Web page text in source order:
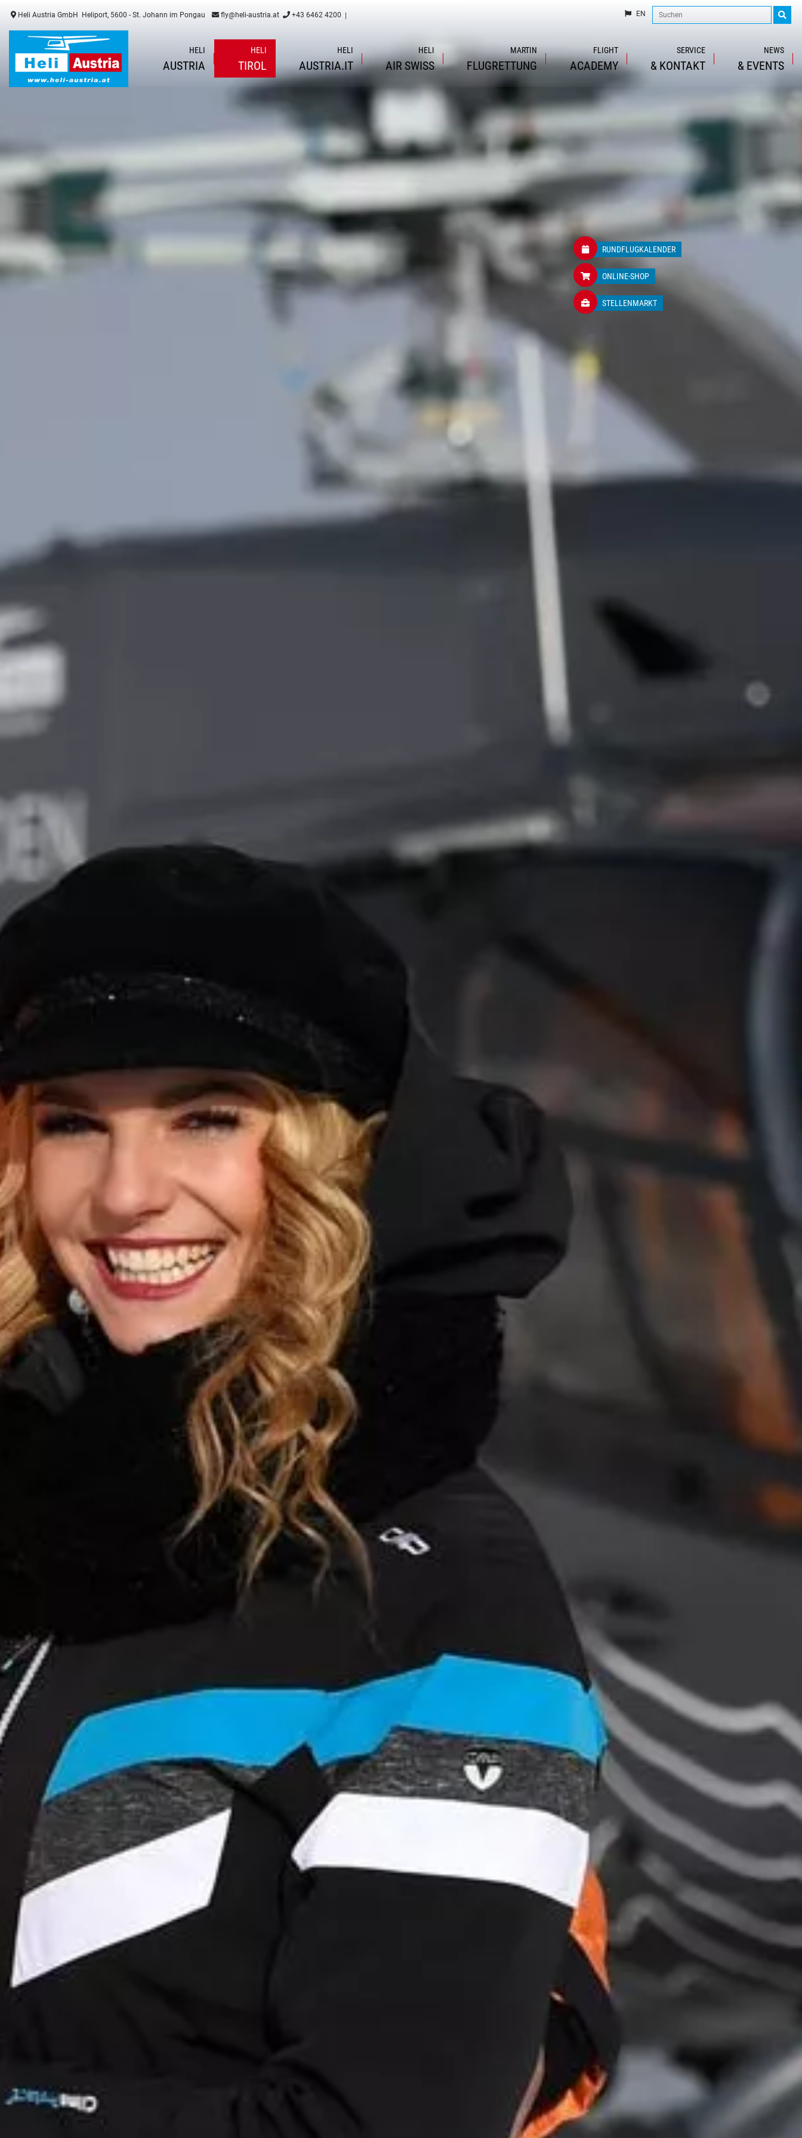
RUNDFLUGKALENDER
ONLINE-SHOP
STELLENMARKT
Heli Austria GmbH Heliport, 5600 - St. Johann im Pongau fly@heli-austria.at +43 6462 4200 EN
HELI
AUSTRIA
HELI
TIROL
HELI
AUSTRIA.IT
HELI
AIRSWISS
MARTIN
FLUGRETTUNG
FLIGHT
ACADEMY
SERVICE
& KONTAKT
NEWS
& EVENTS